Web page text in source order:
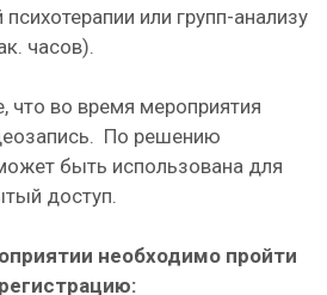
или групп-анализу
часов).
во время мероприятия
По решению
быть использована для
доступ.
необходимо пройти